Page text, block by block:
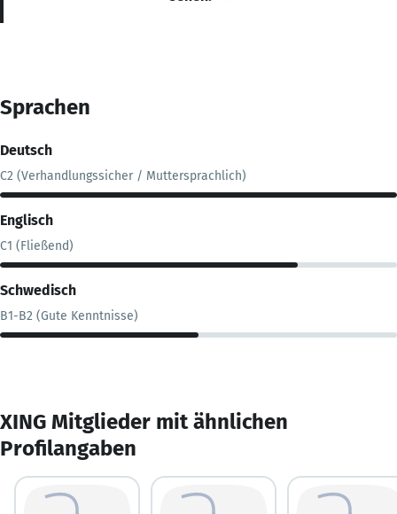
Sprachen
Deutsch
C2 (Verhandlungssicher / Muttersprachlich)
Englisch
C1 (Fließend)
Schwedisch
B1-B2 (Gute Kenntnisse)
XING Mitglieder mit ähnlichen
Profilangaben